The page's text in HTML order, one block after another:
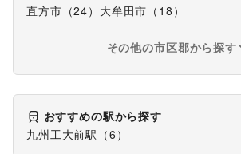
直方市 （24） 大牟田市 （ 18 ）
その他の市区郡から探す
おすすめの駅から探す
九州工大前駅 （6 ）